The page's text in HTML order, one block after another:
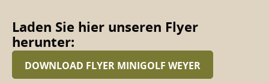
Laden Sie hier unseren Flyer
herunter:
DOWNLOAD FLYER MINIGOLF WEYER